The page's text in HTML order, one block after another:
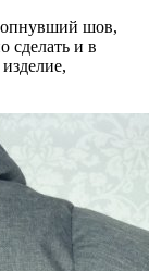
шов,
сделать и в